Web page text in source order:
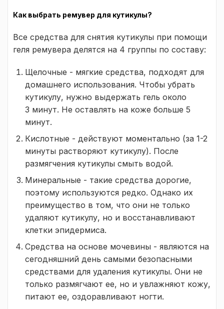
Как выбрать ремувер для кутикулы?
Все средства для снятия кутикулы при помощи
геля ремувера делятся на 4 группы по составу:
Щелочные - мягкие средства, подходят для
домашнего использования. Чтобы убрать
кутикулу, нужно выдержать гель около
3 минут. Не оставлять на коже больше 5
минут.
Кислотные - действуют моментально (за 1-2
минуты растворяют кутикулу). После
размягчения кутикулы смыть водой.
Минеральные - такие средства дорогие,
поэтому используются редко. Однако их
преимущество в том, что они не только
удаляют кутикулу, но и восстанавливают
клетки эпидермиса.
Средства на основе мочевины - являются на
сегодняшний день самыми безопасными
средствами для удаления кутикулы. Они не
только размягчают ее, но и увлажняют кожу,
питают ее, оздоравливают ногти.